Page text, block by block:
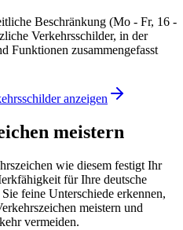
Beschränkung (Mo - Fr, 16 -
Verkehrsschilder, in der
Funktionen zusammengefasst
anzeigen
meistern
wie diesem festigt Ihr
für Ihre deutsche
feine Unterschiede erkennen,
meistern und
vermeiden.